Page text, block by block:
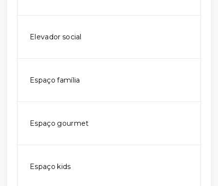
Elevador social
Espaço família
Espaço gourmet
Espaço kids